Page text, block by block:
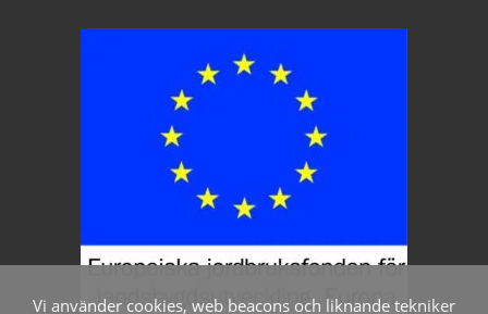
Vi använder cookies, web beacons och liknande tekniker